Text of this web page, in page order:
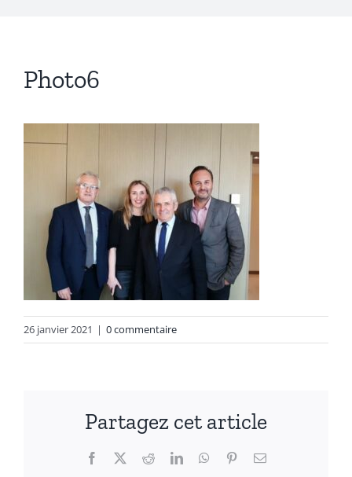
Photo6
26 janvier 2021 | 0 commentaire
Partagez cet article
Facebook RedditLinkedInWhatsApp
PinterestEmail